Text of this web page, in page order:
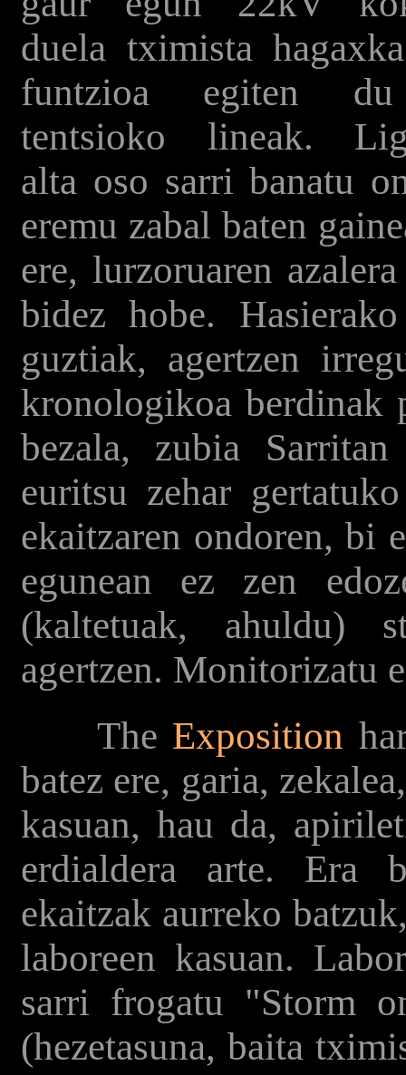
duela tximista
funtzioa egiten
tentsioko lineak.
alta oso sarri banatu
eremu zabal baten
ere, lurzoruaren
bidez hobe.
guztiak, agertzen
kronologikoa berdinak
bezala, zubia
euritsu zehar
ekaitzaren ondoren, bi
egunean ez zen
(kaltetuak, ahuldu)
agertzen. Monitorizatu
The Exposition
batez ere, garia,
kasuan, hau da,
erdialdera arte. Era
ekaitzak aurreko
laboreen kasuan.
sarri frogatu "Storm
(hezetasuna, baita